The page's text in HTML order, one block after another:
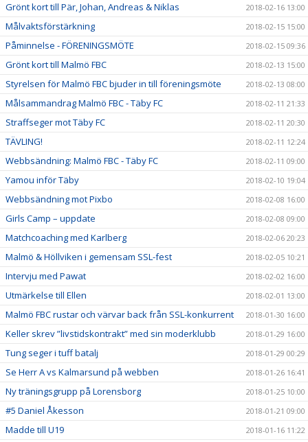
Grönt kort till Pär, Johan, Andreas & Niklas 2018-02-16 13:00
Målvaktsförstärkning 2018-02-15 15:00
Påminnelse - FÖRENINGSMÖTE 2018-02-15 09:36
Grönt kort till Malmö FBC 2018-02-13 15:00
Styrelsen för Malmö FBC bjuder in till föreningsmöte 2018-02-13 08:00
Målsammandrag Malmö FBC - Täby FC 2018-02-11 21:33
Straffseger mot Täby FC 2018-02-11 20:30
TÄVLING! 2018-02-11 12:24
Webbsändning: Malmö FBC - Täby FC 2018-02-11 09:00
Yamou inför Täby 2018-02-10 19:04
Webbsändning mot Pixbo 2018-02-08 16:00
Girls Camp – uppdate 2018-02-08 09:00
Matchcoaching med Karlberg 2018-02-06 20:23
Malmö & Höllviken i gemensam SSL-fest 2018-02-05 10:21
Intervju med Pawat 2018-02-02 16:00
Utmärkelse till Ellen 2018-02-01 13:00
Malmö FBC rustar och värvar back från SSL-konkurrent 2018-01-30 16:00
Keller skrev ”livstidskontrakt” med sin moderklubb 2018-01-29 16:00
Tung seger i tuff batalj 2018-01-29 00:29
Se Herr A vs Kalmarsund på webben 2018-01-26 16:41
Ny träningsgrupp på Lorensborg 2018-01-25 10:00
#5 Daniel Åkesson 2018-01-21 09:00
Madde till U19 2018-01-16 11:22